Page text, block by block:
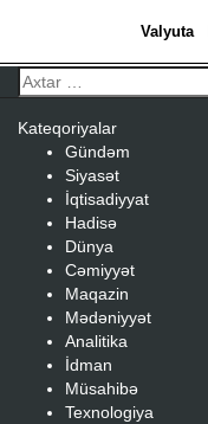
Valyuta
Search…
Kateqoriyalar
Gündəm
Siyasət
İqtisadiyyat
Hadisə
Dünya
Cəmiyyət
Maqazin
Mədəniyyət
Analitika
İdman
Müsahibə
Texnologiya
Gündəm
Natiq Əliyevin qızına
Xaqani